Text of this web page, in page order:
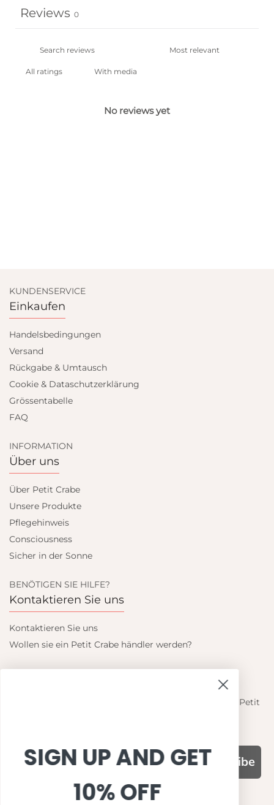
Reviews 0
With media
No reviews yet
KUNDENSERVICE
Einkaufen
Handelsbedingungen
Versand
Rückgabe & Umtausch
Cookie & Dataschutzerklärung
Grössentabelle
FAQ
INFORMATION
Über uns
Über Petit Crabe
Unsere Produkte
Pflegehinweis
Consciousness
Sicher in der Sonne
BENÖTIGEN SIE HILFE?
Kontaktieren Sie uns
Kontaktieren Sie uns
Wollen sie ein Petit Crabe händler werden?
Informieren Sie sich über die neuesten Angebote von Petit
Subscribe
WARUM UNS WÄHLEN
SIGN UP AND GET
10% OFF